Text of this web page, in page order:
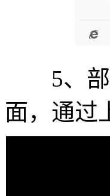
5、部
面，通过